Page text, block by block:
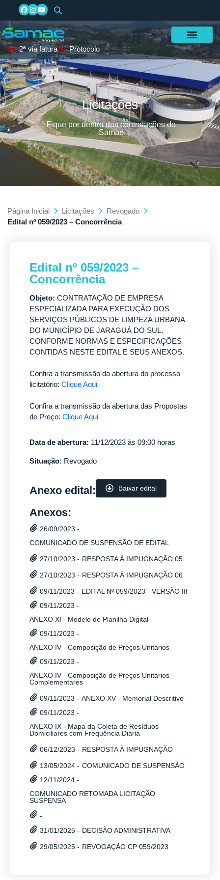
2ª via fatura Protocolo
Licitações
Fique por dentro das contratações do
Samae
Página Inicial Licitações
Revogado
Edital nº 059/2023 – Concorrência
Edital nº 059/2023 –
Concorrência
Objeto: CONTRATAÇÃO DE EMPRESA
ESPECIALIZADA PARA EXECUÇÃO DOS
SERVIÇOS PÚBLICOS DE LIMPEZA URBANA
DO MUNICÍPIO DE JARAGUÁ DO SUL,
CONFORME NORMAS E ESPECIFICAÇÕES
CONTIDAS NESTE EDITAL E SEUS ANEXOS.
Confira a transmissão da abertura do processo
licitatório: Clique Aqui
Confira a transmissão da abertura das Propostas
de Preço: Clique Aqui
Data de abertura: 11/12/2023 às 09:00 horas
Situação: Revogado
Anexo edital: Baixar edital
Anexos:
26/09/2023 -
COMUNICADO DE SUSPENSÃO DE EDITAL
27/10/2023 - RESPOSTA À IMPUGNAÇÃO 05
27/10/2023 - RESPOSTA À IMPUGNAÇÃO 06
09/11/2023 - EDITAL Nº 059/2023 - VERSÃO III
09/11/2023 -
ANEXO XI - Modelo de Planilha Digital
09/11/2023 -
ANEXO IV - Composição de Preços Unitários
09/11/2023 -
ANEXO IV - Composição de Preços Unitários
Complementares
09/11/2023 - ANEXO XV - Memorial Descritivo
09/11/2023 -
ANEXO IX - Mapa da Coleta de Resíduos
Domiciliares com Frequência Diária
06/12/2023 - RESPOSTA À IMPUGNAÇÃO
13/05/2024 - COMUNICADO DE SUSPENSÃO
12/11/2024 -
COMUNICADO RETOMADA LICITAÇÃO
SUSPENSA
-
31/01/2025 - DECISÃO ADMINISTRATIVA
29/05/2025 - REVOGAÇÃO CP 059/2023